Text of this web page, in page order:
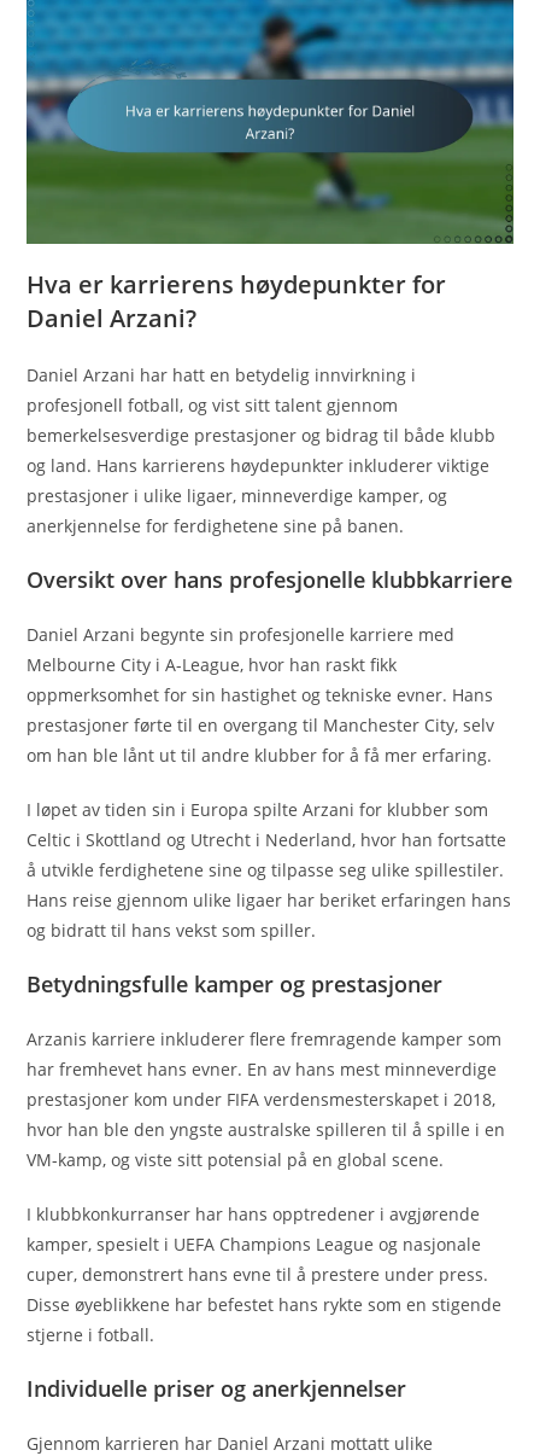
Hva er karrierens høydepunkter for
Daniel Arzani?
Daniel Arzani har hatt en betydelig innvirkning i
profesjonell fotball, og vist sitt talent gjennom
bemerkelsesverdige prestasjoner og bidrag til både klubb
og land. Hans karrierens høydepunkter inkluderer viktige
prestasjoner i ulike ligaer, minneverdige kamper, og
anerkjennelse for ferdighetene sine på banen.
Oversikt over hans profesjonelle klubbkarriere
Daniel Arzani begynte sin profesjonelle karriere med
Melbourne City i A-League, hvor han raskt fikk
oppmerksomhet for sin hastighet og tekniske evner. Hans
prestasjoner førte til en overgang til Manchester City, selv
om han ble lånt ut til andre klubber for å få mer erfaring.
I løpet av tiden sin i Europa spilte Arzani for klubber som
Celtic i Skottland og Utrecht i Nederland, hvor han fortsatte
å utvikle ferdighetene sine og tilpasse seg ulike spillestiler.
Hans reise gjennom ulike ligaer har beriket erfaringen hans
og bidratt til hans vekst som spiller.
Betydningsfulle kamper og prestasjoner
Arzanis karriere inkluderer flere fremragende kamper som
har fremhevet hans evner. En av hans mest minneverdige
prestasjoner kom under FIFA verdensmesterskapet i 2018,
hvor han ble den yngste australske spilleren til å spille i en
VM-kamp, og viste sitt potensial på en global scene.
I klubbkonkurranser har hans opptredener i avgjørende
kamper, spesielt i UEFA Champions League og nasjonale
cuper, demonstrert hans evne til å prestere under press.
Disse øyeblikkene har befestet hans rykte som en stigende
stjerne i fotball.
Individuelle priser og anerkjennelser
Gjennom karrieren har Daniel Arzani mottatt ulike